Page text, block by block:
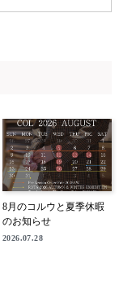
8月のコルウと夏季休暇
のお知らせ
2026.07.28